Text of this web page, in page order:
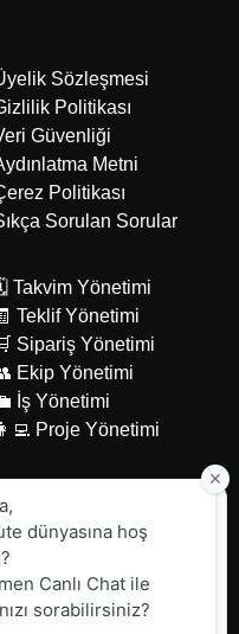
ilgili bilgi almak
Politikası , daha
sayfalarını ziyaret
Sözleşmesi
Politikası
Güvenliği
Metni
Politikası
Sorulan Sorular
Takvim Yönetimi
🧾 Teklif Yönetimi
Sipariş Yönetimi
Ekip Yönetimi
İş Yönetimi
Proje Yönetimi